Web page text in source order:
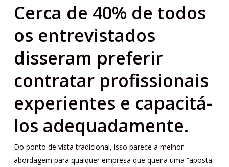
Cerca de 40% de todos
os entrevistados
disseram preferir
contratar profissionais
experientes e capacitá-
los adequadamente.
Do ponto de vista tradicional, isso parece a melhor
abordagem para qualquer empresa que queira uma “aposta